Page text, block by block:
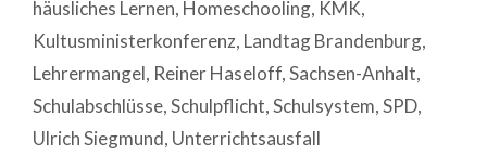
häusliches Lernen, Homeschooling, KMK,
Kultusministerkonferenz, Landtag Brandenburg,
Lehrermangel, Reiner Haseloff,Sachsen-Anhalt,
Schulabschlüsse,Schulpflicht,Schulsystem,SPD,
Ulrich Siegmund, Unterrichtsausfall